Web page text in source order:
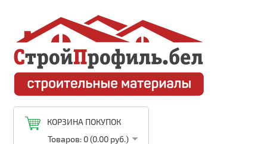
КОРЗИНА ПОКУПОК
Товаров: 0 (0.00 руб.)